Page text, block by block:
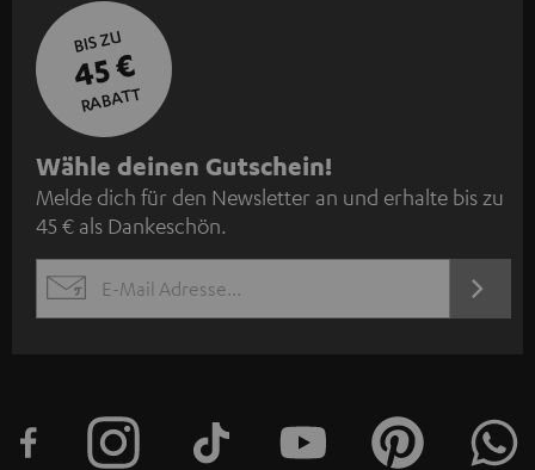
BIS ZU
45 €
RABATT
N
e
w
s
l
e
Wähle deinen Gutschein!
Melde dich für den Newsletter an und erhalte bis zu
45 € als Dankeschön.
EMAIL
JETZT